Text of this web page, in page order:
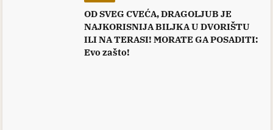
OD SVEG CVEĆA, DRAGOLJUB JE
NAJKORISNIJA BILJKA U DVORIŠTU
ILI NA TERASI! MORATE GA POSADITI:
Evo zašto!